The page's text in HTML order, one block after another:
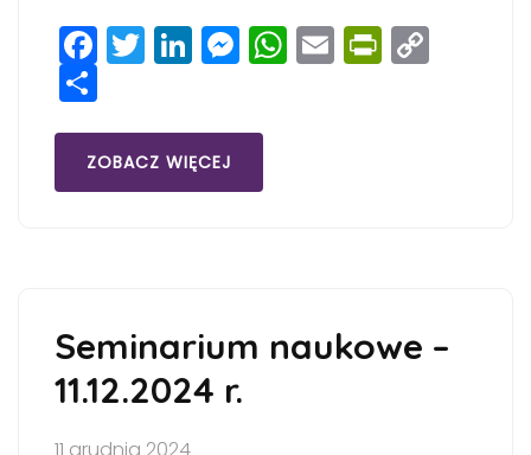
Facebook
Twitter
LinkedIn
Messenger
WhatsApp
Email
Share
ZOBACZ WIĘCEJ
Seminarium naukowe –
11.12.2024 r.
11 grudnia 2024